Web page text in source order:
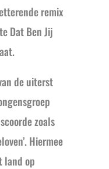
remix
Dat Ben Jij
de uiterst
zoals
Hiermee
land op